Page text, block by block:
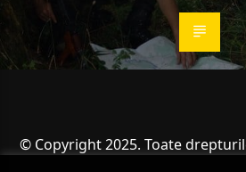
© Copyright 2025. Toate